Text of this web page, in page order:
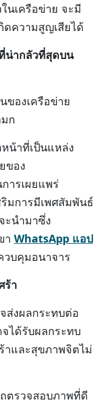
นเครือข่าย จะมี
ดความสูญเสียได้
น่ากลัวที่สุดบน
ของเครือข่าย
ก
น้าที่เป็นแหล่ง
ของ
ารเผยแพร่
มการมีเพศสัมพันธ์
ะนำมาซึ่ง
า WhatsApp แอป
วบคุมอนาจาร
ร้า
ส่งผลกระทบต่อ
ได้รับผลกระทบ
าและสุขภาพจิตไม่
ตรวจสอบภาพที่ดี